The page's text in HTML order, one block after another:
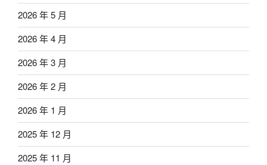
2026 年 5 月
2026 年 4 月
2026 年 3 月
2026 年 2 月
2026 年 1 月
2025 年 12 月
2025 年 11 月